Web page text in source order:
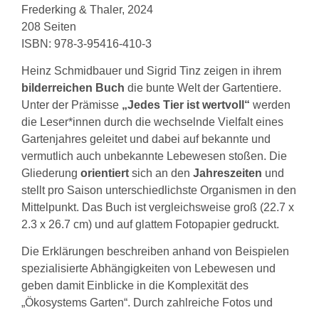
Frederking & Thaler, 2024
208 Seiten
ISBN: 978-3-95416-410-3
Heinz Schmidbauer und Sigrid Tinz zeigen in ihrem
bilderreichen Buch die bunte Welt der Gartentiere.
Unter der Prämisse „Jedes Tier ist wertvoll“ werden
die Leser*innen durch die wechselnde Vielfalt eines
Gartenjahres geleitet und dabei auf bekannte und
vermutlich auch unbekannte Lebewesen stoßen. Die
Gliederung orientiert sich an den Jahreszeiten und
stellt pro Saison unterschiedlichste Organismen in den
Mittelpunkt. Das Buch ist vergleichsweise groß (22.7 x
2.3 x 26.7 cm) und auf glattem Fotopapier gedruckt.
Die Erklärungen beschreiben anhand von Beispielen
spezialisierte Abhängigkeiten von Lebewesen und
geben damit Einblicke in die Komplexität des
„Ökosystems Garten“. Durch zahlreiche Fotos und